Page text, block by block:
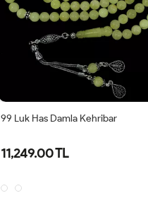
99 Luk Has Damla Kehribar
11,249.00 TL